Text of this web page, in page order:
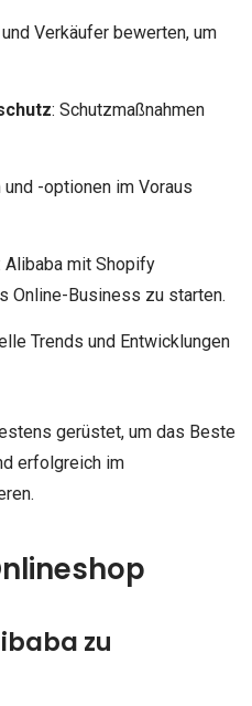
Verkäufer bewerten, um
: Schutzmaßnahmen
-optionen im Voraus
Alibaba mit Shopify
Online-Business zu starten.
Trends und Entwicklungen
gerüstet, um das Beste
erfolgreich im
zu